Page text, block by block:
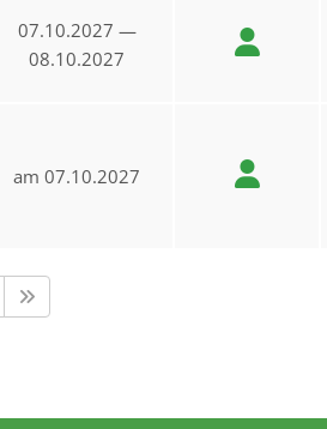
07.10.2027 —
08.10.2027
am 07.10.2027